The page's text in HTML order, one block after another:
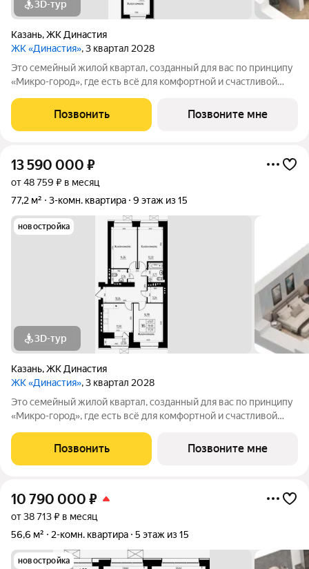
3D-тур
Казань,ЖК Династия
ЖК «Династия», 3 квартал 2028
Это семейный жилой квартал, созданный для вас по принципу
«Микро-город», где есть всё для комфортной и счастливой
части города, в 15 минутах от станции метро
"Авиастроительная", с разнообразием
Позвонить Позвоните мне
13 590 000 ₽
от 48 759 ₽ в месяц
77,2 м²
3-комн. квартира 9 этаж из 15
новостройка
3D-тур
Казань,ЖК Династия
ЖК «Династия», 3 квартал 2028
Это семейный жилой квартал, созданный для вас по принципу
«Микро-город», где есть всё для комфортной и счастливой
части города, в 15 минутах от станции метро
"Авиастроительная", с разнообразием
Позвонить Позвоните мне
10 790 000 ₽
от 38 713 ₽ в месяц
56,6 м²
2-комн. квартира 5 этаж из 15
новостройка